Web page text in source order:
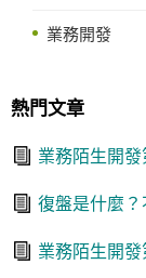
業務開發
熱門文章
業務陌生開
復盤是什麼
業務陌生開